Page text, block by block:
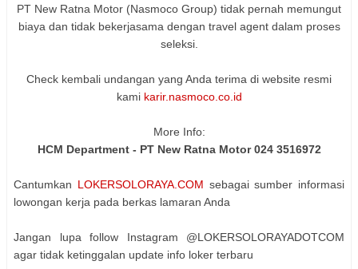
PT New Ratna Motor (Nasmoco Group) tidak pernah memungut
biaya dan tidak bekerjasama dengan travel agent dalam proses
seleksi.
Check kembali undangan yang Anda terima di website resmi
kami karir.nasmoco.co.id
More Info:
HCM Department - PT New Ratna Motor 024 3516972
Cantumkan LOKERSOLORAYA.COM sebagai sumber informasi
lowongan kerja pada berkas lamaran Anda
Jangan lupa follow Instagram @LOKERSOLORAYADOTCOM
agar tidak ketinggalan update info loker terbaru